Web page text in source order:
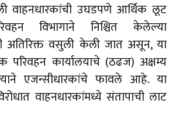
वाहनधारकांची उघडपणे आर्थिक लूट
विभागाने निश्चित केलेल्या
अतिरिक्त वसुली केली जात असून, या
परिवहन कार्यालयाचे (ठढज) अक्षम्य
एजन्सीधारकांचे फावले आहे. या
वाहनधारकांमध्ये संतापाची लाट